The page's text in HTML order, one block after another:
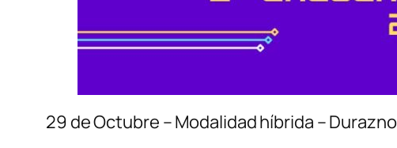
29 de Octubre – Modalidad híbrida – Durazno